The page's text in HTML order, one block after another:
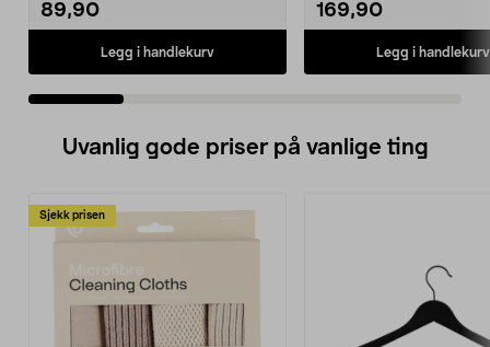
89,90
Legg i handlekurv
169,90
Legg i handlekurv
Uvanlig gode priser på vanlige ting
Sjekk prisen